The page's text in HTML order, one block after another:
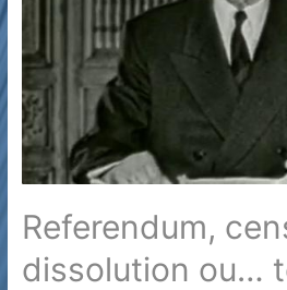
Referendum,
dissolution ou…